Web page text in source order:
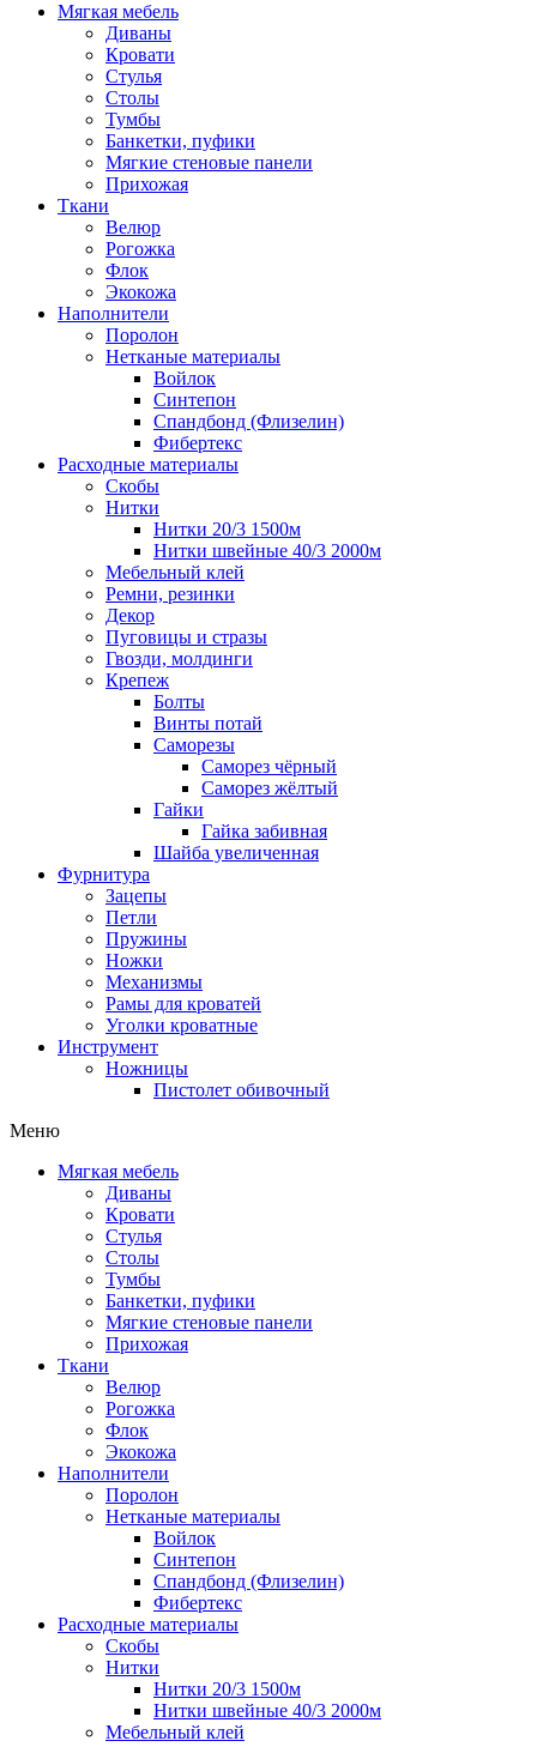
Мягкая мебель
Диваны
Кровати
Стулья
Столы
Тумбы
Банкетки, пуфики
Мягкие стеновые панели
Прихожая
Ткани
Велюр
Рогожка
Флок
Экокожа
Наполнители
Поролон
Нетканые материалы
Войлок
Синтепон
Спандбонд (Флизелин)
Фибертекс
Расходные материалы
Скобы
Нитки
Нитки 20/3 1500м
Нитки швейные 40/3 2000м
Мебельный клей
Ремни, резинки
Декор
Пуговицы и стразы
Гвозди, молдинги
Крепеж
Болты
Винты потай
Саморезы
Саморез чёрный
Саморез жёлтый
Гайки
Гайка забивная
Шайба увеличенная
Фурнитура
Зацепы
Петли
Пружины
Ножки
Механизмы
Рамы для кроватей
Уголки кроватные
Инструмент
Ножницы
Пистолет обивочный
Меню
Мягкая мебель
Диваны
Кровати
Стулья
Столы
Тумбы
Банкетки, пуфики
Мягкие стеновые панели
Прихожая
Ткани
Велюр
Рогожка
Флок
Экокожа
Наполнители
Поролон
Нетканые материалы
Войлок
Синтепон
Спандбонд (Флизелин)
Фибертекс
Расходные материалы
Скобы
Нитки
Нитки 20/3 1500м
Нитки швейные 40/3 2000м
Мебельный клей